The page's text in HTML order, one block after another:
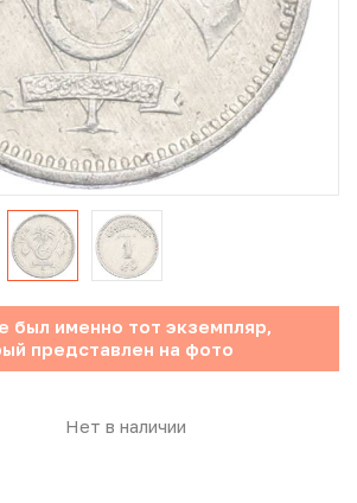
Банка России (с 1999 года)
монеты СССР и России
монет (Unusual)
монеты
был именно тот экземпляр,
представлен на фото
Нет в наличии